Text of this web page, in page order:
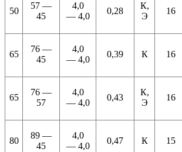
50
57 —
45
4,0
— 4,0
0,28
К,
Э
16
65
76 —
45
4,0
— 4,0
0,39 К 16
65
76 —
57
4,0
— 4,0
0,43
К,
Э
16
80
89 —
45
4,0
— 4,0
0,47 К 15